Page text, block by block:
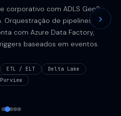
corporativo com ADLS Gen2,
Orquestração de pipelines
com Azure Data Factory,
baseados em eventos.
ETL / ELT
Delta Lake
Purview
›